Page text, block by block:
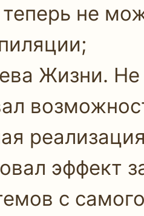
не
Жизни. Не
эффект
с